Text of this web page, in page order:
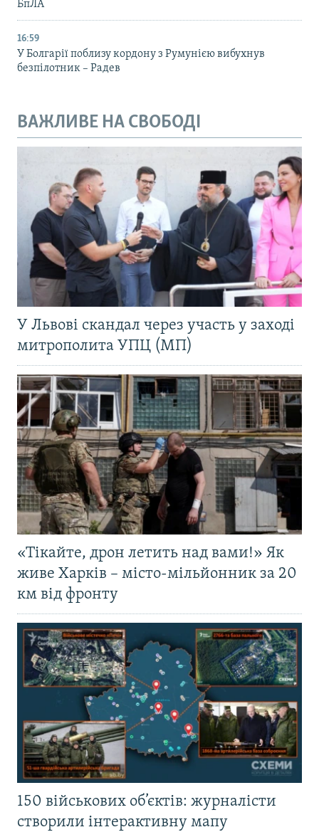
БпЛА
16:59
У Болгарії поблизу кордону з Румунією вибухнув
безпілотник – Радев
ВАЖЛИВЕ НА СВОБОДІ
У Львові скандал через участь у заході
митрополита УПЦ (МП)
«Тікайте, дрон летить над вами!» Як
живе Харків – місто-мільйонник за 20
км від фронту
150 військових об’єктів: журналісти
створили інтерактивну мапу